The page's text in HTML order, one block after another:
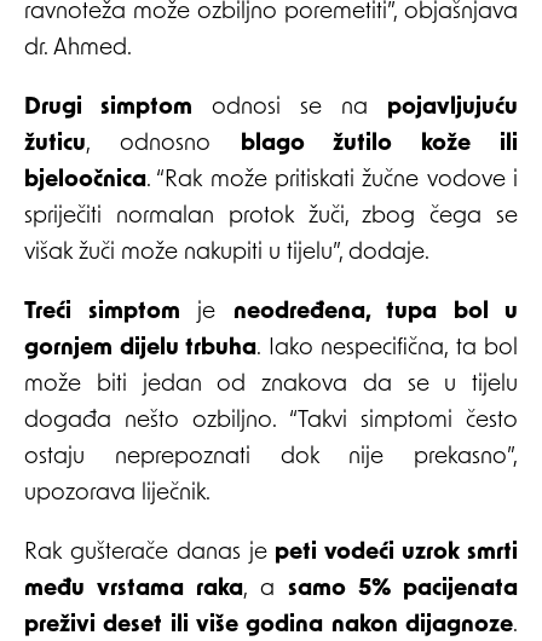
ravnoteža može ozbiljno poremetiti”, objašnjava
dr. Ahmed.
Drugi simptom odnosi se na pojavljujuću
žuticu, odnosno blago žutilo kože ili
bjeloočnica. “Rak može pritiskati žučne vodove i
spriječiti normalan protok žuči, zbog čega se
višak žuči može nakupiti u tijelu”, dodaje.
Treći simptom je neodređena, tupa bol u
gornjem dijelu trbuha. Iako nespecifična, ta bol
može biti jedan od znakova da se u tijelu
događa nešto ozbiljno. “Takvi simptomi često
ostaju neprepoznati dok nije prekasno”,
upozorava liječnik.
Rak gušterače danas je peti vodeći uzrok smrti
među vrstama raka, a samo 5% pacijenata
preživi deset ili više godina nakon dijagnoze.